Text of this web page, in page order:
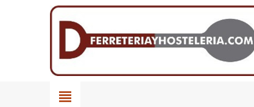
view_headline